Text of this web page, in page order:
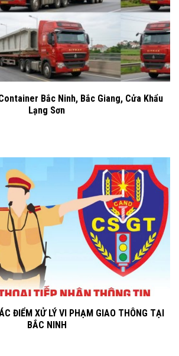
Bắc Ninh, Bắc Giang, Cửa Khẩu
Lạng Sơn
ĐIỂM XỬ LÝ VI PHẠM GIAO THÔNG TẠI
BẮC NINH